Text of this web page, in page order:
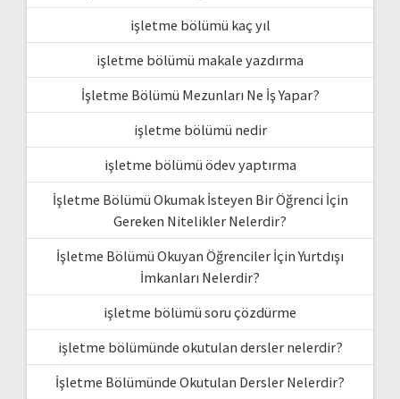
işletme bölümü kaç yıl
işletme bölümü makale yazdırma
İşletme Bölümü Mezunları Ne İş Yapar?
işletme bölümü nedir
işletme bölümü ödev yaptırma
İşletme Bölümü Okumak İsteyen Bir Öğrenci İçin
Gereken Nitelikler Nelerdir?
İşletme Bölümü Okuyan Öğrenciler İçin Yurtdışı
İmkanları Nelerdir?
işletme bölümü soru çözdürme
işletme bölümünde okutulan dersler nelerdir?
İşletme Bölümünde Okutulan Dersler Nelerdir?